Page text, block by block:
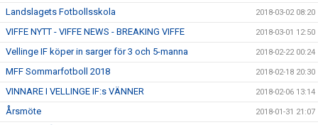
Landslagets Fotbollsskola 2018-03-02 08:20
VIFFE NYTT - VIFFE NEWS - BREAKING VIFFE 2018-03-01 12:50
Vellinge IF köper in sarger för 3 och 5-manna 2018-02-22 00:24
MFF Sommarfotboll 2018 2018-02-18 20:30
VINNARE I VELLINGE IF:s VÄNNER 2018-02-06 13:14
Årsmöte 2018-01-31 21:07